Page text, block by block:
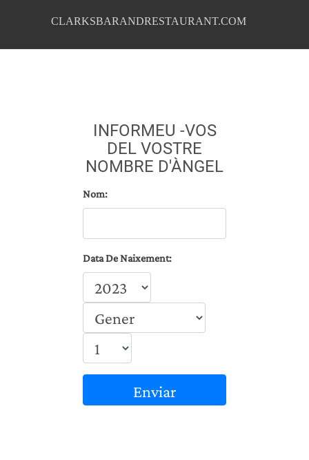
CLARKSBARANDRESTAURANT.COM
INFORMEU -VOS
DEL VOSTRE
NOMBRE D'ÀNGEL
Nom:
Data De Naixement:
Enviar